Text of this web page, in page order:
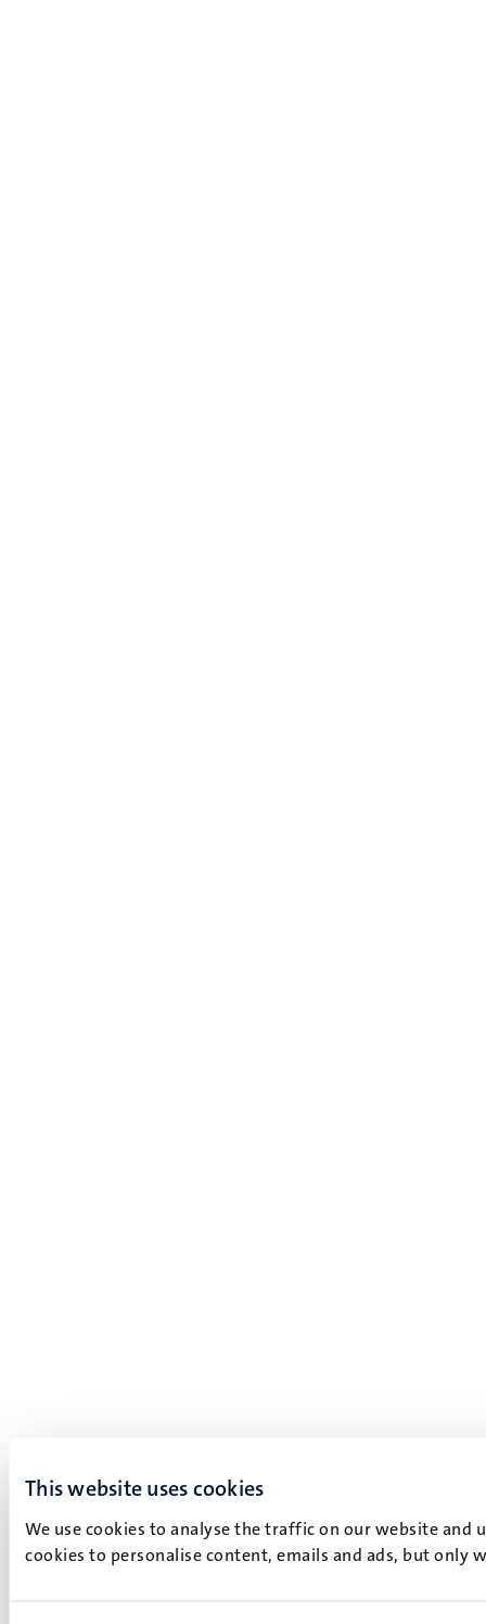
This website uses cookies
We use cookies to analyse the traffic on our website and
cookies to personalise content, emails and ads, but only